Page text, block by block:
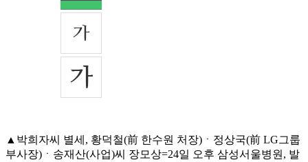
▲박희자씨 별세, 황덕철(前 한수원 처장)ㆍ정상국(前 LG그룹
부사장)ㆍ송재산(사업)씨 장모상=24일 오후 삼성서울병원, 발